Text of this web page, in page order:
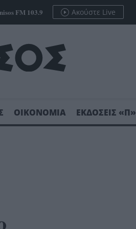
FM 103.9 Ακούστε Live
ΟΙΚΟΝΟΜΙΑ ΕΚΔΟΣΕΙΣ «Π»